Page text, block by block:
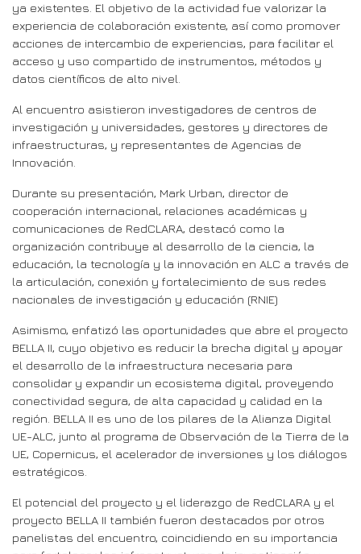
ya existentes. El objetivo de la actividad fue valorizar la
experiencia de colaboración existente, así como promover
acciones de intercambio de experiencias, para facilitar el
acceso y uso compartido de instrumentos, métodos y
datos científicos de alto nivel.
Al encuentro asistieron investigadores de centros de
investigación y universidades, gestores y directores de
infraestructuras, y representantes de Agencias de
Innovación.
Durante su presentación, Mark Urban, director de
cooperación internacional, relaciones académicas y
comunicaciones de RedCLARA, destacó como la
organización contribuye al desarrollo de la ciencia, la
educación, la tecnología y la innovación en ALC a través de
la articulación, conexión y fortalecimiento de sus redes
nacionales de investigación y educación (RNIE)
Asimismo, enfatizó las oportunidades que abre el proyecto
BELLA II, cuyo objetivo es reducir la brecha digital y apoyar
el desarrollo de la infraestructura necesaria para
consolidar y expandir un ecosistema digital, proveyendo
conectividad segura, de alta capacidad y calidad en la
región. BELLA II es uno de los pilares de la Alianza Digital
UE-ALC, junto al programa de Observación de la Tierra de la
UE, Copernicus, el acelerador de inversiones y los diálogos
estratégicos.
El potencial del proyecto y el liderazgo de RedCLARA y el
proyecto BELLA II también fueron destacados por otros
panelistas del encuentro, coincidiendo en su importancia